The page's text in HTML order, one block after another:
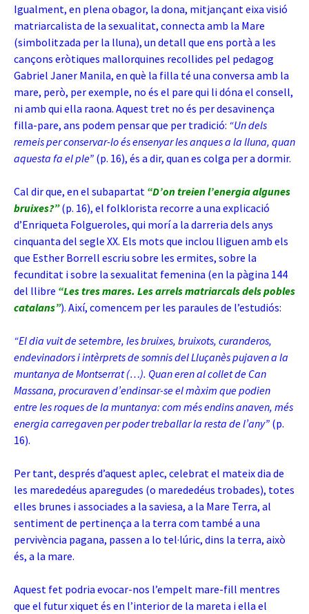
Igualment, en plena obagor, la dona, mitjançant eixa visió
matriarcalista de la sexualitat, connecta amb la Mare
(simbolitzada per la lluna), un detall que ens portà a les
cançons eròtiques mallorquines recollides pel pedagog
Gabriel Janer Manila, en què la filla té una conversa amb la
mare, però, per exemple, no és el pare qui li dóna el consell,
ni amb qui ella raona. Aquest tret no és per desavinença
filla-pare, ans podem pensar que per tradició: “Un dels
remeis per conservar-lo és ensenyar les anques a la lluna, quan
aquesta fa el ple” (p. 16), és a dir, quan es colga per a dormir.
Cal dir que, en el subapartat “D’on treien l’energia algunes
bruixes?” (p. 16), el folklorista recorre a una explicació
d’Enriqueta Folgueroles, qui morí a la darreria dels anys
cinquanta del segle XX. Els mots que inclou lliguen amb els
que Esther Borrell escriu sobre les ermites, sobre la
fecunditat i sobre la sexualitat femenina (en la pàgina 144
del llibre “Les tres mares. Les arrels matriarcals dels pobles
catalans”). Així, comencem per les paraules de l’estudiós:
“El dia vuit de setembre, les bruixes, bruixots, curanderos,
endevinadors i intèrprets de somnis del Lluçanès pujaven a la
muntanya de Montserrat (…). Quan eren al collet de Can
Massana, procuraven d’endinsar-se el màxim que podien
entre les roques de la muntanya: com més endins anaven, més
energia carregaven per poder treballar la resta de l’any” (p.
16).
Per tant, després d’aquest aplec, celebrat el mateix dia de
les marededéus aparegudes (o marededéus trobades), totes
elles brunes i associades a la saviesa, a la Mare Terra, al
sentiment de pertinença a la terra com també a una
pervivència pagana, passen a lo tel·lúric, dins la terra, això
és, a la mare.
Aquest fet podria evocar-nos l’empelt mare-fill mentres
que el futur xiquet és en l’interior de la mareta i ella el